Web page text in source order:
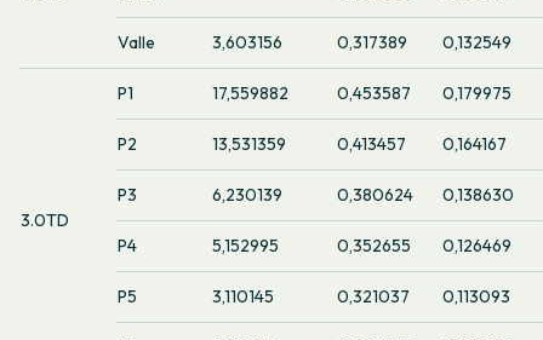
Valle 3,603156 0,317389 0,132549
3.0TD
P1 17,559882 0,453587 0,179975
P2 13,531359 0,413457 0,164167
P3 6,230139 0,380624 0,138630
P4 5,152995 0,352655 0,126469
P5 3,110145 0,321037 0,113093